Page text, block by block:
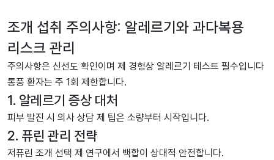
조개 섭취 주의사항: 알레르기와 과다복용
리스크 관리
주의사항은 신선도 확인이며 제 경험상 알레르기 테스트 필수입니다
통풍 환자는 주 1회 제한합니다.
1. 알레르기 증상 대처
피부 발진 시 의사 상담 제 팁은 소량부터 시작입니다.
2. 퓨린 관리 전략
저퓨린 조개 선택 제 연구에서 백합이 상대적 안전합니다.